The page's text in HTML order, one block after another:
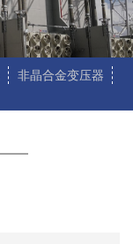
非晶合金变压器